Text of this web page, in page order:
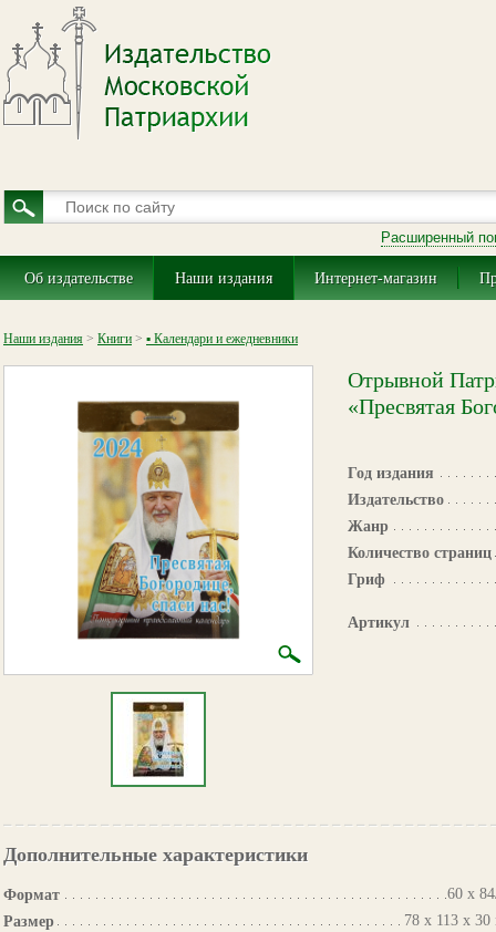
Расширенный
Об издательстве Наши издания Интернет-магазин
Наши издания > Книги > ▪ Календари и ежедневники
Отрывной
«Пресвятая
Год издания
Издательство
Жанр
Количество страниц
Гриф
Артикул
Дополнительные характеристики
Формат
60 х
Размер
78 х 113 х